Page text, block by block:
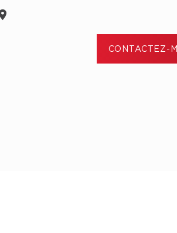
locale. Cette expérience lui a permis
CONTACTEZ-